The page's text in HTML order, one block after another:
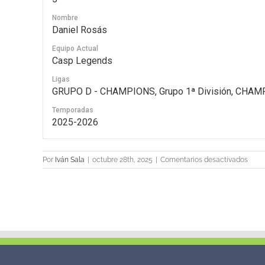
Nombre
Daniel Rosás
Equipo Actual
Casp Legends
Ligas
GRUPO D - CHAMPIONS, Grupo 1ª División,
Temporadas
2025-2026
Por Iván Sala | octubre 28th, 2025 | Comentarios desactivadosen
5